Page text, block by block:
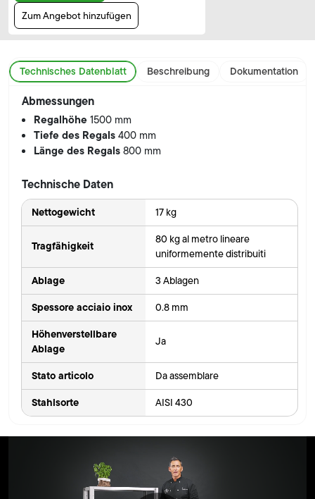
Zum Angebot hinzufügen
Technisches Datenblatt Beschreibung Dokumentation
Abmessungen
Regalhöhe1500 mm
Tiefe des Regals400 mm
Länge des Regals800 mm
Technische Daten
Nettogewicht 17 kg
Tragfähigkeit
80 kg al metro lineare
uniformemente distribuiti
Ablage 3 Ablagen
Spessore acciaio inox 0.8 mm
Höhenverstellbare
Ablage
Ja
Stato articolo Da assemblare
Stahlsorte AISI 430